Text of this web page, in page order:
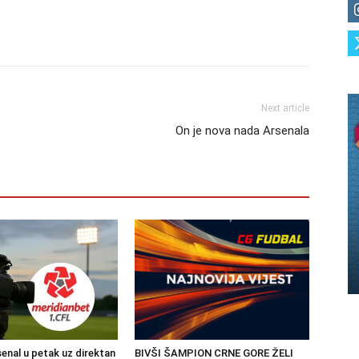
Next article
On je nova nada Arsenala
u petak uz direktan BIVŠI ŠAMPION CRNE GORE ŽELI